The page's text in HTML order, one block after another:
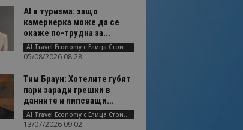
AI в туризма: защо
камериерка може да се
окаже по-трудна за...
AI Travel Economy с Елица Стоилова
05/08/2026 08:28
Тим Браун: Хотелите губят
пари заради грешки в
данните и липсващи...
AI Travel Economy с Елица Стоилова
13/07/2026 09:02